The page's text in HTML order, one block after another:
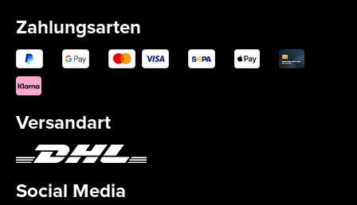
Zahlungsarten
Versandart
Social Media